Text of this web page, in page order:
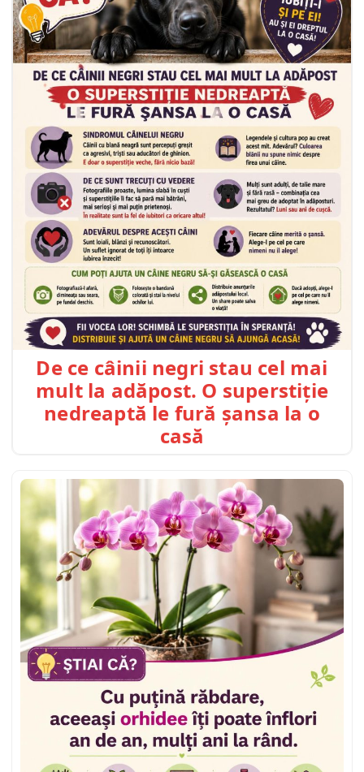
De ce câinii negri stau cel mai
mult la adăpost. O superstiție
nedreaptă le fură șansa la o
casă